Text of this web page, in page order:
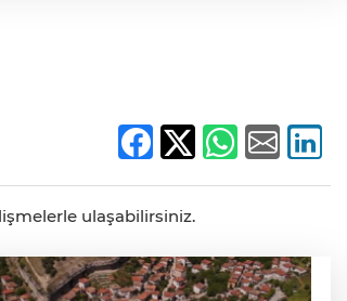
ulaşabilirsiniz.